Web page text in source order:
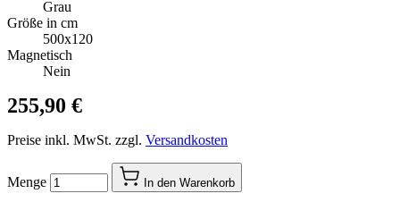
Grau
Größe in cm
500x120
Magnetisch
Nein
255,90 €
Preise inkl. MwSt. zzgl. Versandkosten
Menge In den Warenkorb